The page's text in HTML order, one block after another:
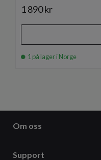
1 890 kr
1 på lager i Norge
Om oss
Support